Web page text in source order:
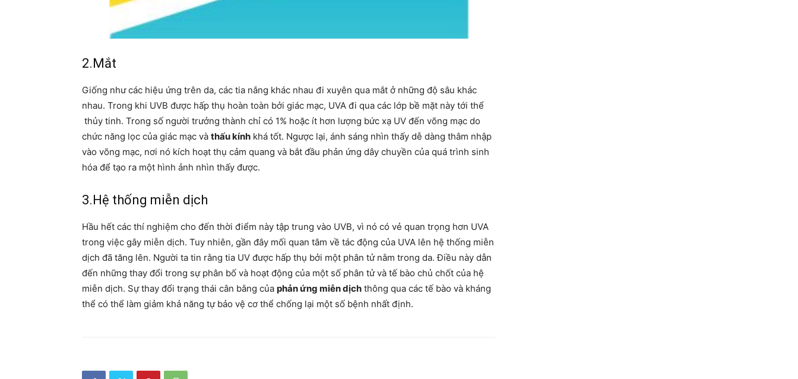
2.Mắt
Giống như các hiệu ứng trên da, các tia nắng khác nhau đi xuyên qua mắt ở những độ sâu khác
nhau. Trong khi UVB được hấp thụ hoàn toàn bởi giác mạc, UVA đi qua các lớp bề mặt này tới thể
thủy tinh. Trong số người trưởng thành chỉ có 1% hoặc ít hơn lượng bức xạ UV đến võng mạc do
chức năng lọc của giác mạc và thấu kính khá tốt. Ngược lại, ánh sáng nhìn thấy dễ dàng thâm nhập
vào võng mạc, nơi nó kích hoạt thụ cảm quang và bắt đầu phản ứng dây chuyền của quá trình sinh
hóa để tạo ra một hình ảnh nhìn thấy được.
3.Hệ thống miễn dịch
Hầu hết các thí nghiệm cho đến thời điểm này tập trung vào UVB, vì nó có vẻ quan trọng hơn UVA
trong việc gây miễn dịch. Tuy nhiên, gần đây mối quan tâm về tác động của UVA lên hệ thống miễn
dịch đã tăng lên. Người ta tin rằng tia UV được hấp thụ bởi một phân tử nằm trong da. Điều này dẫn
đến những thay đổi trong sự phân bố và hoạt động của một số phân tử và tế bào chủ chốt của hệ
miễn dịch. Sự thay đổi trạng thái cân bằng của phản ứng miễn dịch thông qua các tế bào và kháng
thể có thể làm giảm khả năng tự bảo vệ cơ thể chống lại một số bệnh nhất định.